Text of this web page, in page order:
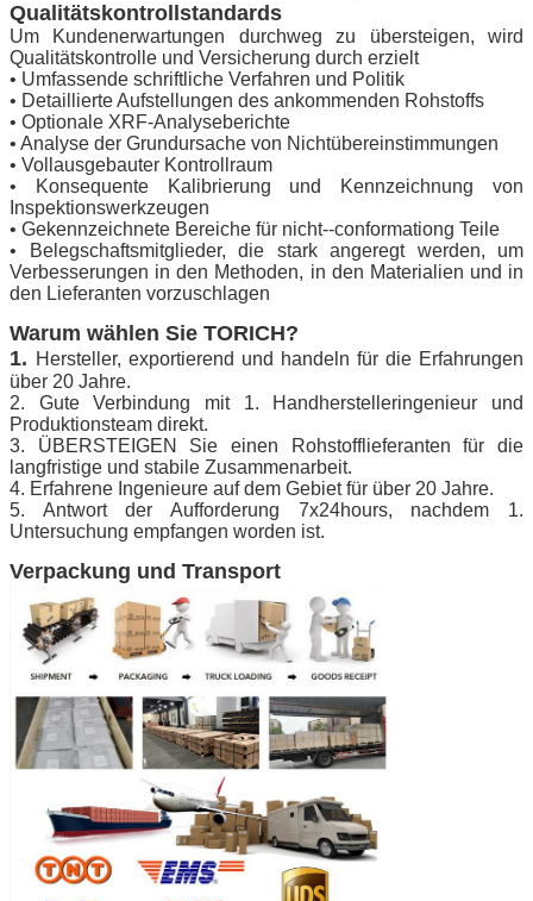
Qualitätskontrollstandards
Um Kundenerwartungen durchweg zu übersteigen, wird
Qualitätskontrolle und Versicherung durch erzielt
• Umfassende schriftliche Verfahren und Politik
• Detaillierte Aufstellungen des ankommenden Rohstoffs
• Optionale XRF-Analyseberichte
• Analyse der Grundursache von Nichtübereinstimmungen
• Vollausgebauter Kontrollraum
• Konsequente Kalibrierung und Kennzeichnung von
Inspektionswerkzeugen
• Gekennzeichnete Bereiche für nicht--conformationg Teile
• Belegschaftsmitglieder, die stark angeregt werden, um
Verbesserungen in den Methoden, in den Materialien und in
den Lieferanten vorzuschlagen
Warum wählen Sie TORICH?
1. Hersteller, exportierend und handeln für die Erfahrungen
über 20 Jahre.
2. Gute Verbindung mit 1. Handherstelleringenieur und
Produktionsteam direkt.
3. ÜBERSTEIGEN Sie einen Rohstofflieferanten für die
langfristige und stabile Zusammenarbeit.
4. Erfahrene Ingenieure auf dem Gebiet für über 20 Jahre.
5. Antwort der Aufforderung 7x24hours, nachdem 1.
Untersuchung empfangen worden ist.
Verpackung und Transport